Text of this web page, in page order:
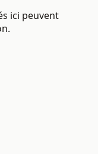
ici peuvent